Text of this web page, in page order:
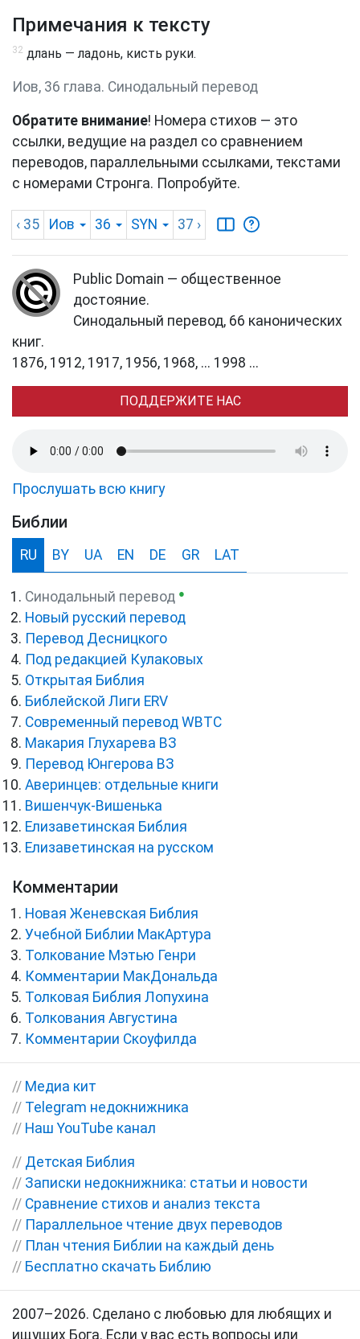
Примечания к тексту
32 длань — ладонь, кисть руки.
Иов, 36 глава. Синодальный перевод
Обратите внимание! Номера стихов — это
ссылки, ведущие на раздел со сравнением
переводов, параллельными ссылками, текстами
с номерами Стронга. Попробуйте.
‹ 35 Иов 36 SYN 37 ›
Public Domain — общественное
достояние.
Синодальный перевод, 66 канонических
книг.
1876, 1912, 1917, 1956, 1968, ... 1998 ...
ПОДДЕРЖИТЕ НАС
Прослушать всю книгу
Библии
RU BY UA EN DE GR LAT
Синодальный перевод ●
Новый русский перевод
Перевод Десницкого
Под редакцией Кулаковых
Открытая Библия
Библейской Лиги ERV
Cовременный перевод WBTC
Макария Глухарева ВЗ
Перевод Юнгерова ВЗ
Аверинцев: отдельные книги
Вишенчук-Вишенька
Елизаветинская Библия
Елизаветинская на русском
Комментарии
Новая Женевская Библия
Учебной Библии МакАртура
Толкование Мэтью Генри
Комментарии МакДональда
Толковая Библия Лопухина
Толкования Августина
Комментарии Скоуфилда
// Медиа кит
// Telegram недокнижника
// Наш YouTube канал
// Детская Библия
// Записки недокнижника: статьи и новости
// Сравнение стихов и анализ текста
// Параллельное чтение двух переводов
// План чтения Библии на каждый день
// Бесплатно скачать Библию
2007–2026. Сделано с любовью для любящих и
ищущих Бога. Если у вас есть вопросы или